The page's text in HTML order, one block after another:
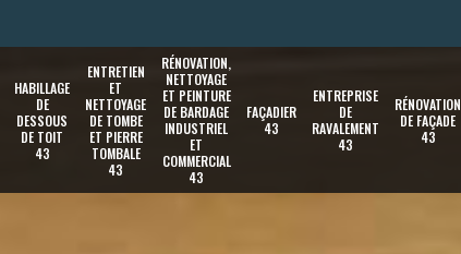
HABILLAGE
DE
DESSOUS
DE TOIT
43
ENTRETIEN
ET
NETTOYAGE
DE TOMBE
ET PIERRE
TOMBALE
43
RÉNOVATION,
NETTOYAGE
ET PEINTURE
DE BARDAGE
INDUSTRIEL
ET
COMMERCIAL
43
FAÇADIER
43
ENTREPRISE
DE
RAVALEMENT
43
RÉNOVATION
DE FAÇADE
43